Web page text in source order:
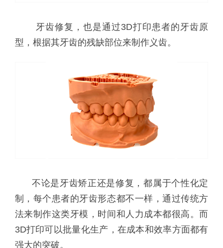
牙齿修复，也是通过3D打印患者的牙齿原
型，根据其牙齿的残缺部位来制作义齿。
不论是牙齿矫正还是修复，都属于个性化定
制，每个患者的牙齿形态都不一样，通过传统方
法来制作这类牙模，时间和人力成本都很高。而
3D打印可以批量化生产，在成本和效率方面都有
强大的突破。